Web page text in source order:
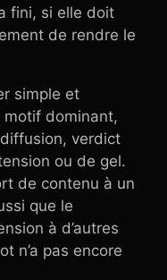
fini, si elle doit
de rendre le
simple et
dominant,
verdict
ou de gel.
de contenu à un
que le
à d’autres
n’a pas encore